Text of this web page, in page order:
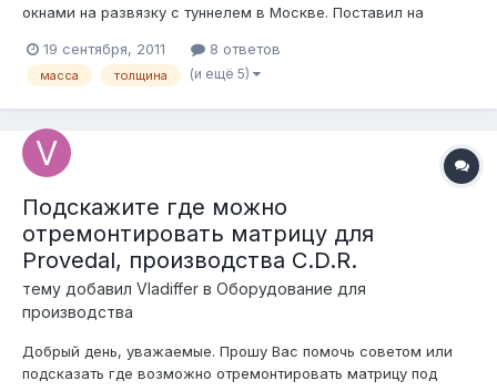
окнами на развязку с туннелем в Москве. Поставил на
категорически не устраивает, особенно мешают сирены по
утрам и мотоциклисты,газующие на выезде из тоннеля по
19 сентября, 2011 8 ответов
масса толщина (и ещё 5)
Подскажите где можно
отремонтировать матрицу для
Provedal, производства C.D.R.
тему добавил Vladiffer в Оборудование для
производства
Добрый день, уважаемые. Прошу Вас помочь советом или
подсказать где возможно отремонтировать матрицу под